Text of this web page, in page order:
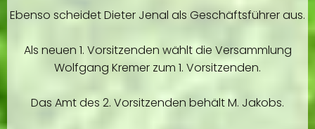
Ebenso scheidet Dieter Jenal als Geschäftsführer aus.
Als neuen 1. Vorsitzenden wählt die Versammlung
Wolfgang Kremer zum 1. Vorsitzenden.
Das Amt des 2. Vorsitzenden behält M. Jakobs.